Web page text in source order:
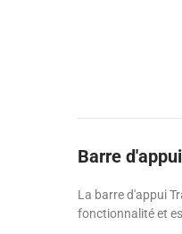
Barre
La barre d'appui
fonctionnalité et